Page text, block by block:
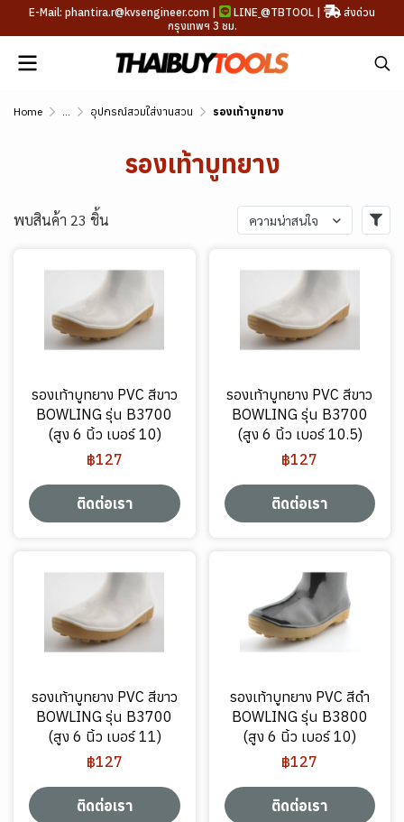
E-Mail: phantira.r@kvsengineer.com | LINE @TBTOOL |
ส่งด่วน
กรุงเทพฯ 3 ชม.
Home ... อุปกรณ์สวมใส่งานสวน รองเท้าบูทยาง
รองเท้าบูทยาง
พบสินค้า 23 ชิ้น ความน่าสนใจ
รองเท้าบูทยาง PVC สีขาว
BOWLING รุ่น B3700
(สูง 6 นิ้ว เบอร์ 10)
฿127
ติดต่อเรา
รองเท้าบูทยาง PVC สีขาว
BOWLING รุ่น B3700
(สูง 6 นิ้ว เบอร์ 10.5)
฿127
ติดต่อเรา
รองเท้าบูทยาง PVC สีขาว
BOWLING รุ่น B3700
(สูง 6 นิ้ว เบอร์ 11)
฿127
ติดต่อเรา
รองเท้าบูทยาง PVC สีดำ
BOWLING รุ่น B3800
(สูง 6 นิ้ว เบอร์ 10)
฿127
ติดต่อเรา